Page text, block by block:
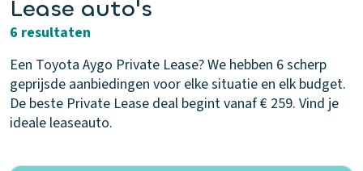
Lease auto's
6 resultaten
Een Toyota Aygo Private Lease? We hebben 6 scherp
geprijsde aanbiedingen voor elke situatie en elk budget.
De beste Private Lease deal begint vanaf € 259. Vind je
ideale leaseauto.